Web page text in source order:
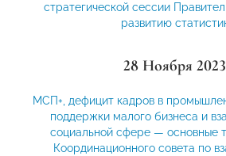
стратегической сессии
развитию
28 Ноября 2023
МСП+, дефицит кадров в
поддержки малого бизнеса и
социальной сфере — основные
Координационного совета по